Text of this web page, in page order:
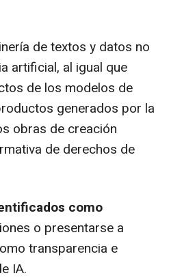
de textos y datos no
artificial, al igual que
de los modelos de
generados por la
obras de creación
de derechos de
como
o presentarse a
transparencia e
IA.